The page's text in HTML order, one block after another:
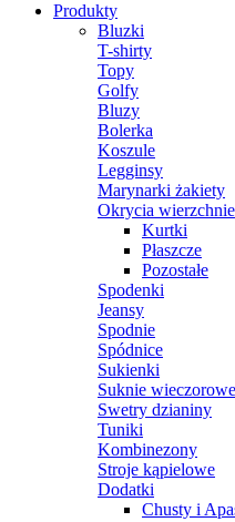
Produkty
Bluzki
T-shirty
Topy
Golfy
Bluzy
Bolerka
Koszule
Legginsy
Marynarki żakiety
Okrycia wierzchnie
Kurtki
Płaszcze
Pozostałe
Spodenki
Jeansy
Spodnie
Spódnice
Sukienki
Suknie wieczorowe
Swetry dzianiny
Tuniki
Kombinezony
Stroje kąpielowe
Dodatki
Chusty i